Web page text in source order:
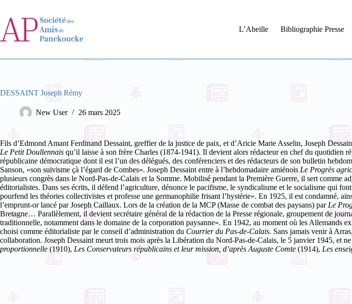
contenu
L’Abeille
Bibliographie Presse
DESSAINT Joseph Rémy
New User 26 mars 2025
Fils d’Edmond Amant Ferdinand Dessaint, greffier de la justice de paix, et d’Aricie Marie Asselin, Joseph
Le Petit Doullennais qu’il laisse à son frère Charles (1874-1941). Il devient alors rédacteur en chef du quotidien
républicaine démocratique dont il est l’un des délégués, des conférenciers et des rédacteurs de son bulletin
Sanson, «son suivisme çà l’égard de Combes». Joseph Dessaint entre à l’hebdomadaire amiénois Le Progrès
plusieurs congrès dans le Nord-Pas-de-Calais et la Somme. Mobilisé pendant la Première Guerre, il sert comme
éditorialistes. Dans ses écrits, il défend l’agriculture, dénonce le pacifisme, le syndicalisme et le socialisme qui
pourfend les théories collectivistes et professe une germanophilie frisant l’hystérie». En 1925, il est condamné,
l’emprunt-or lancé par Joseph Caillaux. Lors de la création de la MCP (Masse de combat des paysans) par Le
Bretagne… Parallèlement, il devient secrétaire général de la rédaction de la Presse régionale, groupement de
traditionnelle, notamment dans le domaine de la corporation paysanne». En 1942, au moment où les Allemands
choisi comme éditorialiste par le conseil d’administration du Courrier du Pas-de-Calais. Sans jamais venir à
collaboration. Joseph Dessaint meurt trois mois après la Libération du Nord-Pas-de-Calais, le 5 janvier 1945, et
proportionnelle (1910), Les Conservateurs républicains et leur mission, d’après Auguste Comte (1914), Les